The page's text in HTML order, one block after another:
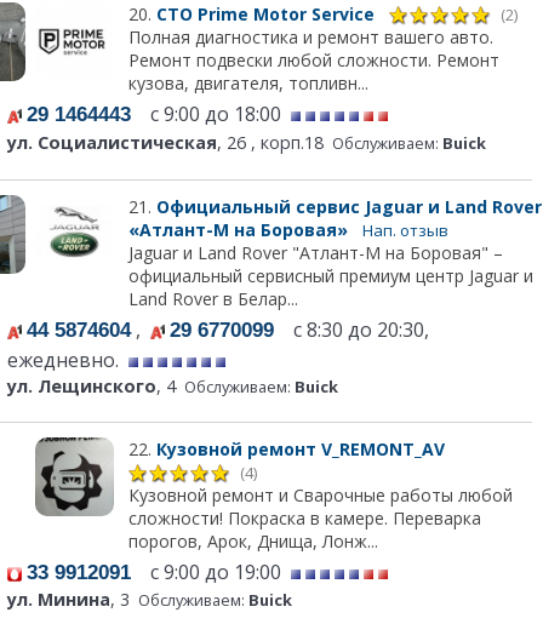
20. СТО Prime Motor Service (2)
Полная диагностика и ремонт вашего авто.
Ремонт подвески любой сложности. Ремонт
кузова, двигателя, топливн...
29 1464443 с 9:00 до 18:00
ул. Социалистическая, 26 , корп.18 Обслуживаем: Buick
21. Официальный сервис Jaguar и Land Rover
«Атлант-М на Боровая»
Нап. отзыв
Jaguar и Land Rover "Атлант-М на Боровая" –
официальный сервисный премиум центр Jaguar и
Land Rover в Белар...
44 5874604, 29 6770099 с 8:30 до 20:30,
ежедневно.
ул. Лещинского, 4 Обслуживаем: Buick
22. Кузовной ремонт V_REMONT_AV
(4)
Кузовной ремонт и Сварочные работы любой
сложности! Покраска в камере. Переварка
порогов, Арок, Днища, Лонж...
33 9912091 с 9:00 до 19:00
ул. Минина, 3 Обслуживаем: Buick